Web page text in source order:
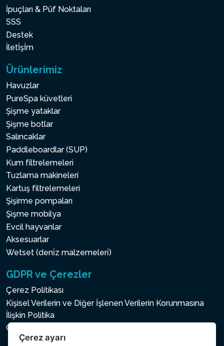
İpuçları & Püf Noktaları
SSS
Destek
İletİşİm
Ürünlerimiz
Havuzlar
PureSpa küvetleri
Şişme yataklar
Şişme botlar
Salıncaklar
Paddleboardlar (SUP)
Kum filtrelemeleri
Tuzlama makineleri
Kartuş filtrelemeleri
Şişirme pompaları
Şişme mobilya
Evcil hayvanlar
Aksesuarlar
Wetset (deni̇z malzemeleri̇)
GDPR ve Çerezler
Çerez Politikası
Kişisel Verilerin ve Diğer İşlenen Verilerin Korunmasına
İlişkin Politika
Çerez ayarı
Çerez ayarı